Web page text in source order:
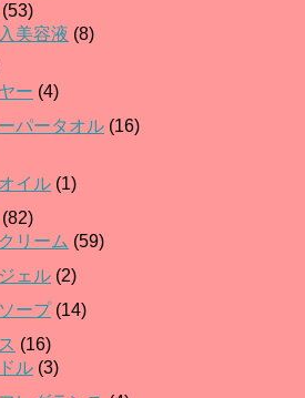
(53)
美容液 (8)
ー (4)
パータオル (16)
イル (1)
(82)
リーム (59)
ェル (2)
ープ(14)
(16)
ル (3)